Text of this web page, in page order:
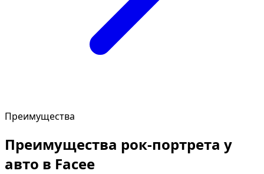
Преимущества
Преимущества рок-портрета у
авто в Facee